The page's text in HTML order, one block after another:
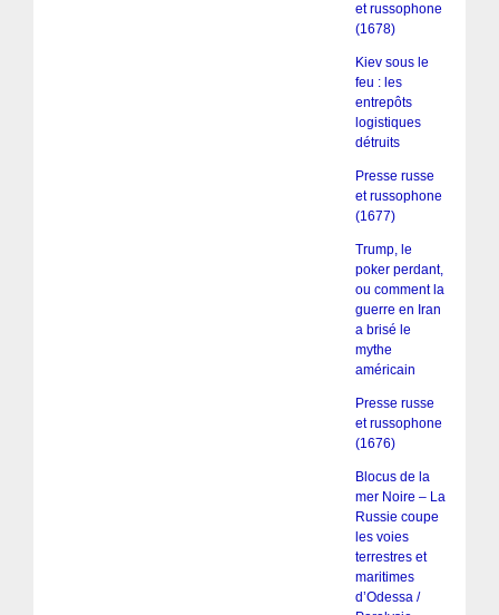
et russophone
(1678)
Kiev sous le
feu : les
entrepôts
logistiques
détruits
Presse russe
et russophone
(1677)
Trump, le
poker perdant,
ou comment la
guerre en Iran
a brisé le
mythe
américain
Presse russe
et russophone
(1676)
Blocus de la
mer Noire – La
Russie coupe
les voies
terrestres et
maritimes
d’Odessa /